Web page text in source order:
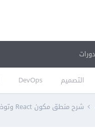
التصميم DevOps
دورات
شرح منطق مكون React وتوضيح وظيفة ميثود Object.assign و Promise.all